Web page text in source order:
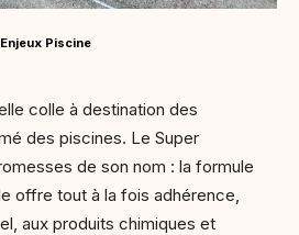
Piscine
colle à destination des
des piscines. Le Super
de son nom : la formule
offre tout à la fois adhérence,
aux produits chimiques et